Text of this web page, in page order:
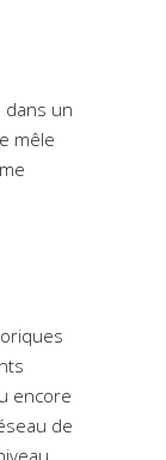
dans un
mêle
encore
de